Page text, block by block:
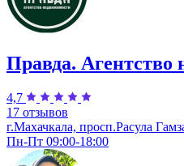
Правда. Агентство
4,7
17 отзывов
г.Махачкала, просп.Расула
Пн-Пт 09:00-18:00